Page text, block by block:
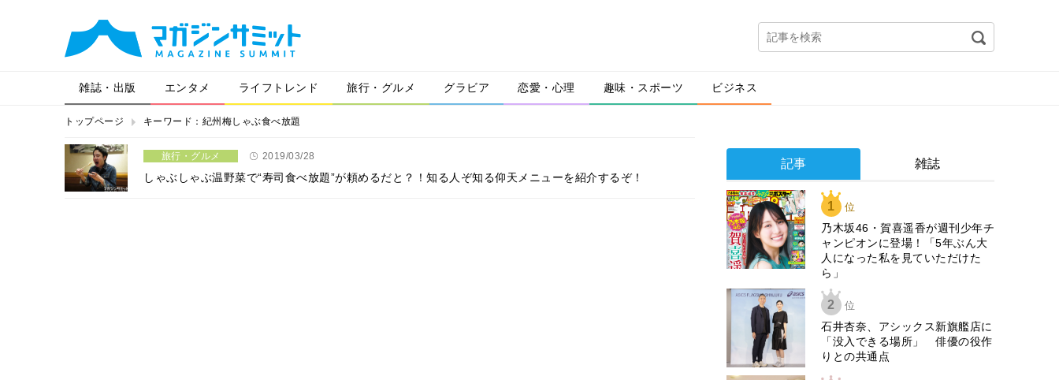
雑誌・出版 エンタメ ライフトレンド 旅行・グルメ グラビア 恋愛・心理 趣味・スポーツ ビジネス
トップページ キーワード：紀州梅しゃぶ食べ放題
旅行・グルメ 2019/03/28
しゃぶしゃぶ温野菜で“寿司食べ放題”が頼めるだと？！知る人ぞ知る仰天メニューを紹介するぞ！
記事 雑誌
1 位
乃木坂46・賀喜遥香が週刊少年チ
ャンピオンに登場！「5年ぶん大
人になった私を見ていただけた
ら」
2 位
石井杏奈、アシックス新旗艦店に
「没入できる場所」 俳優の役作
りとの共通点